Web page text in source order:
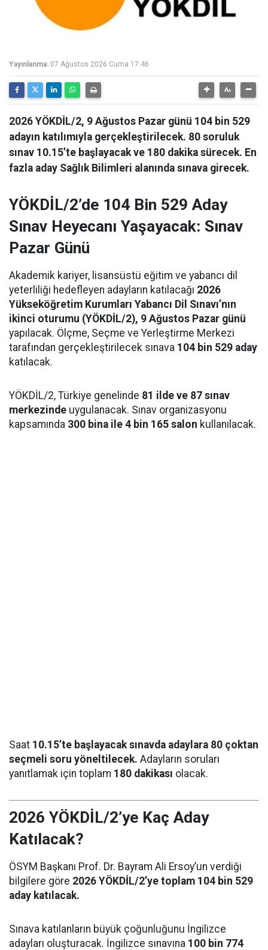
Yayınlanma: 07 Ağustos 2026 Cuma 17:46
2026 YÖKDİL/2, 9 Ağustos Pazar günü 104 bin 529
adayın katılımıyla gerçekleştirilecek. 80 soruluk
sınav 10.15’te başlayacak ve 180 dakika sürecek. En
fazla aday Sağlık Bilimleri alanında sınava girecek.
YÖKDİL/2’de 104 Bin 529 Aday
Sınav Heyecanı Yaşayacak: Sınav
Pazar Günü
Akademik kariyer, lisansüstü eğitim ve yabancı dil
yeterliliği hedefleyen adayların katılacağı 2026
Yükseköğretim Kurumları Yabancı Dil Sınavı’nın
ikinci oturumu (YÖKDİL/2), 9 Ağustos Pazar günü
yapılacak. Ölçme, Seçme ve Yerleştirme Merkezi
tarafından gerçekleştirilecek sınava 104 bin 529 aday
katılacak.
YÖKDİL/2, Türkiye genelinde 81 ilde ve 87 sınav
merkezinde uygulanacak. Sınav organizasyonu
kapsamında 300 bina ile 4 bin 165 salon kullanılacak.
Saat 10.15’te başlayacak sınavda adaylara 80 çoktan
seçmeli soru yöneltilecek. Adayların soruları
yanıtlamak için toplam 180 dakikası olacak.
2026 YÖKDİL/2’ye Kaç Aday
Katılacak?
ÖSYM Başkanı Prof. Dr. Bayram Ali Ersoy’un verdiği
bilgilere göre 2026 YÖKDİL/2’ye toplam 104 bin 529
aday katılacak.
Sınava katılanların büyük çoğunluğunu İngilizce
adayları oluşturacak. İngilizce sınavına 100 bin 774